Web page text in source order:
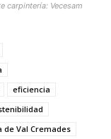
carpintería: Vecesam
eficiencia
de Val Cremades